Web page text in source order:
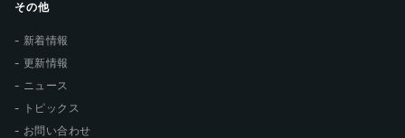
その他
新着情報
更新情報
ニュース
トピックス
お問い合わせ